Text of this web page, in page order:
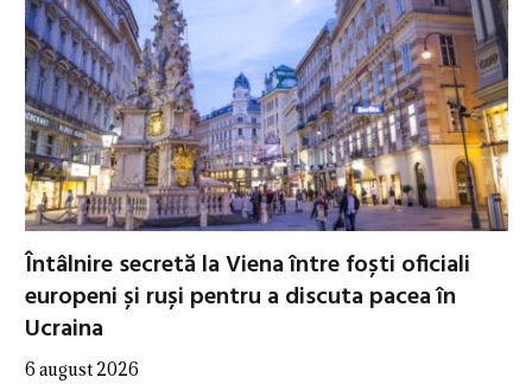
Întâlnire secretă la Viena între foști oficiali
europeni și ruși pentru a discuta pacea în
Ucraina
6 august 2026